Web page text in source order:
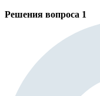
Решения вопроса 1